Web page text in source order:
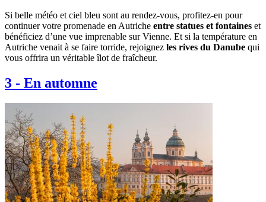
Si belle météo et ciel bleu sont au rendez-vous, profitez-en pour
continuer votre promenade en Autriche entre statues et fontaines et
bénéficiez d’une vue imprenable sur Vienne. Et si la température en
Autriche venait à se faire torride, rejoignez les rives du Danube qui
vous offrira un véritable îlot de fraîcheur.
3 - En automne